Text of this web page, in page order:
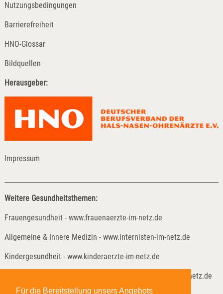
Für die Bereitstellung unsers Angebots
Nutzungsbedingungen
Barrierefreiheit
HNO-Glossar
Bildquellen
Herausgeber:
Impressum
Weitere Gesundheitsthemen:
Frauengesundheit - www.frauenaerzte-im-netz.de
Allgemeine & Innere Medizin - www.internisten-im-netz.de
Kindergesundheit - www.kinderaerzte-im-netz.de
Kinder- und Jugendreha - www.kinder-und-jugendreha-im-netz.de